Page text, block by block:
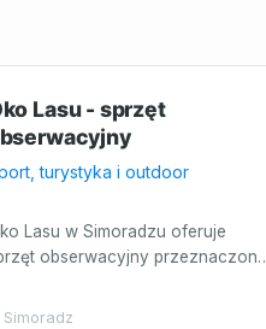
Lasu - sprzęt
turystyka i outdoor
Lasu w Simoradzu oferuje
obserwacyjny przeznaczony